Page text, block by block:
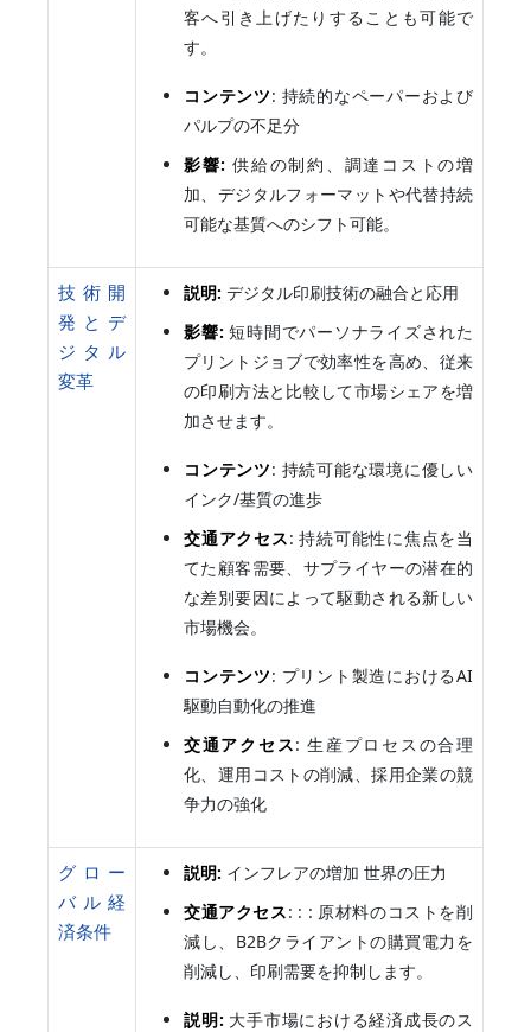
客へ引き上げたりすることも可能で
す。
コンテンツ: 持続的なペーパーおよび
パルプの不足分
影響:供給の制約、調達コストの増
加、デジタルフォーマットや代替持続
可能な基質へのシフト可能。
技術開
発とデ
ジタル
変革
説明: デジタル印刷技術の融合と応用
影響: 短時間でパーソナライズされた
プリントジョブで効率性を高め、従来
の印刷方法と比較して市場シェアを増
加させます。
コンテンツ: 持続可能な環境に優しい
インク/基質の進歩
交通アクセス: 持続可能性に焦点を当
てた顧客需要、サプライヤーの潜在的
な差別要因によって駆動される新しい
市場機会。
コンテンツ: プリント製造におけるAI
駆動自動化の推進
交通アクセス: 生産プロセスの合理
化、運用コストの削減、採用企業の競
争力の強化
グロー
バル経
済条件
説明: インフレアの増加 世界の圧力
交通アクセス: : : 原材料のコストを削
減し、B2Bクライアントの購買電力を
削減し、印刷需要を抑制します。
説明: 大手市場における経済成長のス